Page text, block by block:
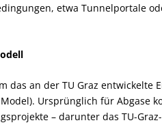
etwa Tunnelportale
das an der TU Graz entwickelte
Ursprünglich für Abgase
– darunter das TU-